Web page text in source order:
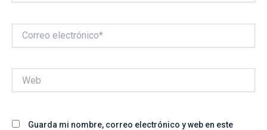
electrónico*
Guarda mi nombre, correo electrónico y web en este